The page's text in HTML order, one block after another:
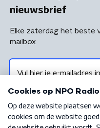
nieuwsbrief
Elke zaterdag het beste
mailbox